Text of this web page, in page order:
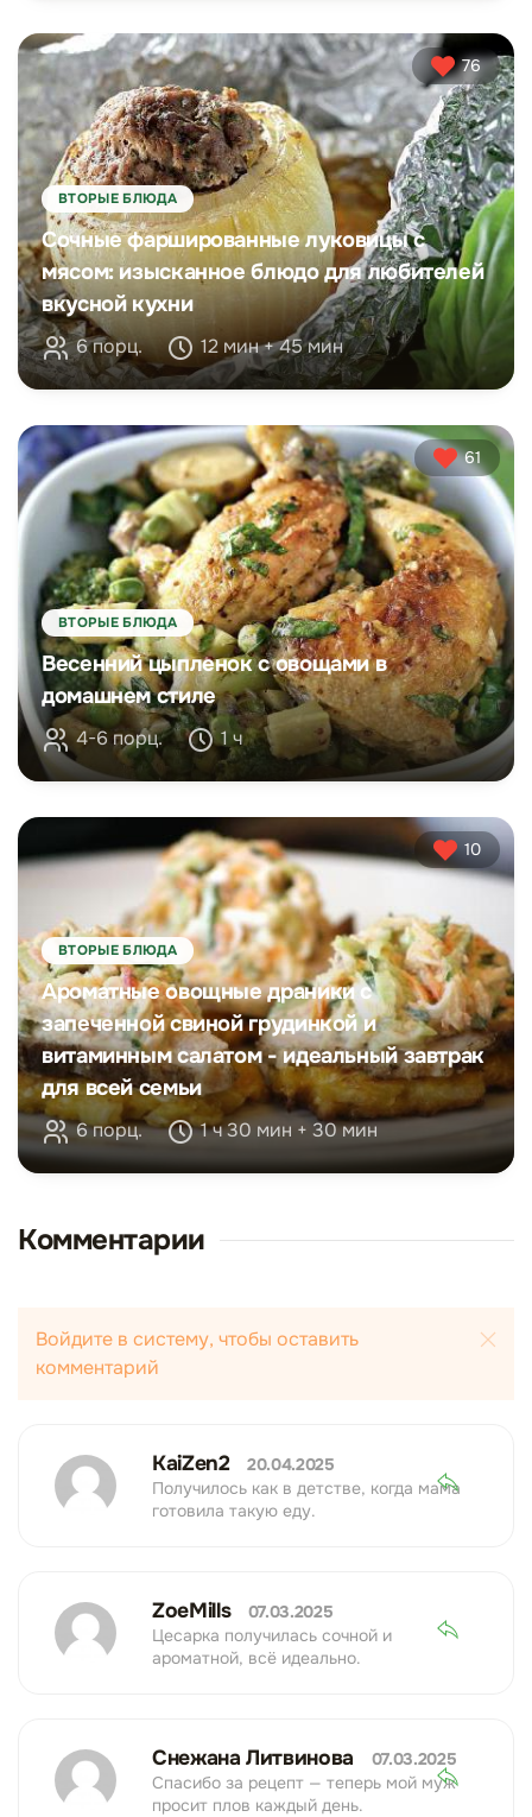
76
ВТОРЫЕ БЛЮДА
Сочные фаршированные луковицы с
мясом: изысканное блюдо для любителей
вкусной кухни
6 порц. 12 мин + 45 мин
61
ВТОРЫЕ БЛЮДА
Весенний цыпленок с овощами в
домашнем стиле
4-6 порц. 1 ч
10
ВТОРЫЕ БЛЮДА
Ароматные овощные драники с
запеченной свиной грудинкой и
витаминным салатом - идеальный завтрак
для всей семьи
6 порц. 1 ч 30 мин + 30 мин
Комментарии
Войдите в систему, чтобы оставить
комментарий
KaiZen2
20.04.2025
Получилось как в детстве, когда мама
готовила такую еду.
ZoeMills
07.03.2025
Цесарка получилась сочной и
ароматной, всё идеально.
Снежана Литвинова
07.03.2025
Спасибо за рецепт — теперь мой муж
просит плов каждый день.